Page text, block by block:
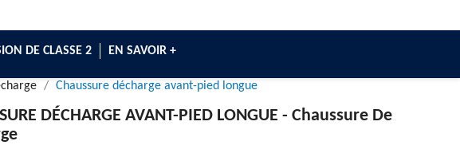
DE CLASSE 2 EN SAVOIR +
Chaussure décharge avant-pied longue
DÉCHARGE AVANT-PIED LONGUE - Chaussure De